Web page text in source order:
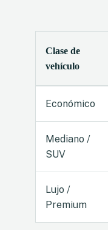
Clase de
vehículo
Económico
Mediano /
SUV
Lujo /
Premium